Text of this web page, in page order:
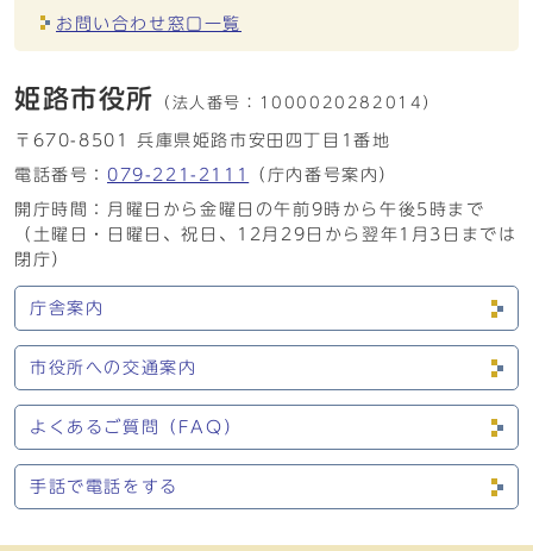
お問い合わせ窓口一覧
姫路市役所 （法人番号： 1000020282014）
〒670-8501 兵庫県姫路市安田四丁目1番地
電話番号： 079-221-2111
（庁内番号案内）
開庁時間：月曜日から金曜日の午前9時から午後5時まで
（土曜日・日曜日、祝日、12月29日から翌年1月3日までは
閉庁）
庁舎案内
市役所への交通案内
よくあるご質問（FAQ）
手話で電話をする